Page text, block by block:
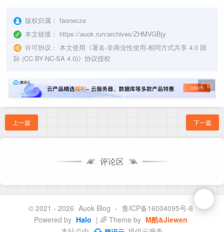
版权归属： faonecze
本文链接： https://auok.run/archives/ZHMVGBjy
许可协议： 本文使用《署名-非商业性使用-相同方式共享 4.0 国
际 (CC BY-NC-SA 4.0)》协议授权
广告
上一篇 下一篇
评论区
© 2021 - 2026 Auok Blog - 鲁ICP备16004095号-6
Powered by Halo | 🌈 Theme by M酷&Jiewen